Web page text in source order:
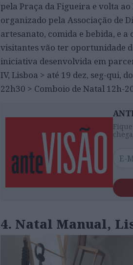
pela Praça da Figueira e volta
organizado pela Associação de
artesanato, comida e bebida, e
visitantes vão ter oportunidade
iniciativa desenvolvida em
IV, Lisboa > até 19 dez, seg-qui,
22h30 > Comboio de Natal 12h-
4. Natal Manual,